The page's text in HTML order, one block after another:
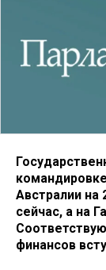
Австралии на
сейчас, а на
финансов